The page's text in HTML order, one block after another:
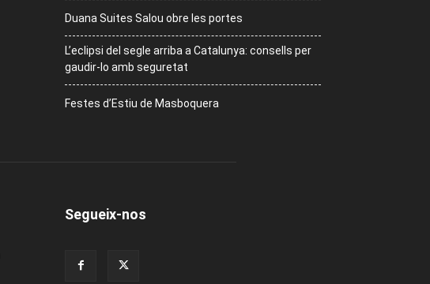
Duana Suites Salou obre les portes
L’eclipsi del segle arriba a Catalunya: consells per
gaudir-lo amb seguretat
Festes d’Estiu de Masboquera
Segueix-nos